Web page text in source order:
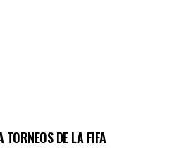
TORNEOS DE LA FIFA